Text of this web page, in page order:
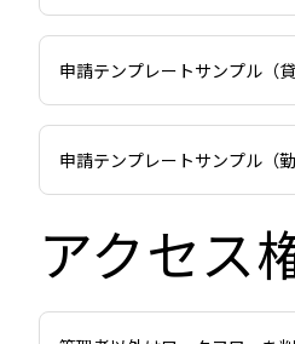
申請テンプレートサンプル（貸
申請テンプレートサンプル（勤
アクセス